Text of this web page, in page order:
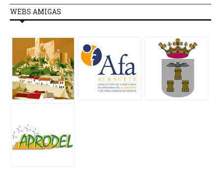
WEBS AMIGAS